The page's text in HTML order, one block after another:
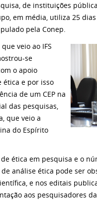
de instituições
em média, utiliza 25
pela Conep.
veio ao IFS
se
o apoio
ética e por isso
de um CEP na
das pesquisas,
que veio a
do Espírito
ética em pesquisa e o
análise ética pode ser
e nos editais
aos pesquisadores